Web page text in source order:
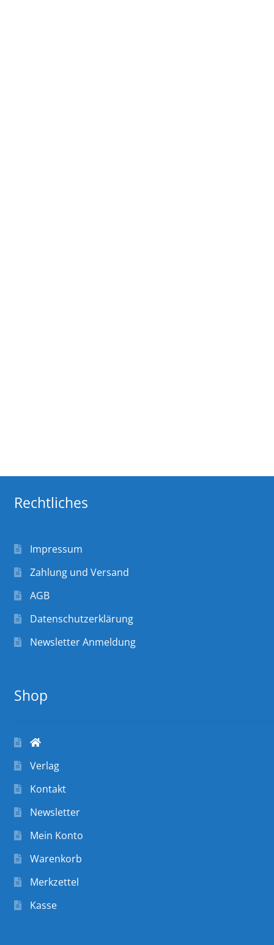
Rechtliches
Impressum
Zahlung und Versand
AGB
Datenschutzerklärung
Newsletter Anmeldung
Shop
Verlag
Kontakt
Newsletter
Mein Konto
Warenkorb
Merkzettel
Kasse